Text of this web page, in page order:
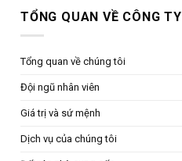
TỔNG QUAN VỀ CÔNG TY
Tổng quan về chúng tôi
Đội ngũ nhân viên
Giá trị và sứ mệnh
Dịch vụ của chúng tôi